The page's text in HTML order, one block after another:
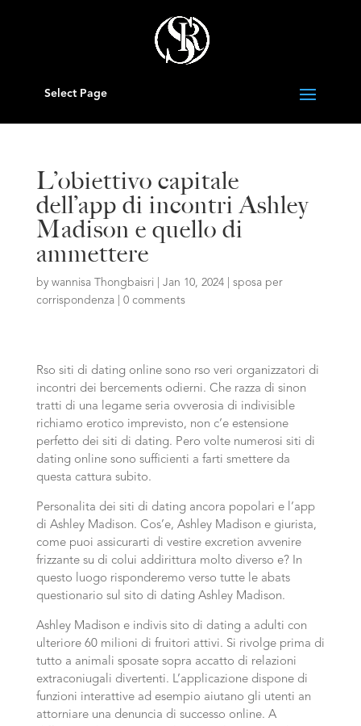
Select Page
L’obiettivo capitale
dell’app di incontri Ashley
Madison e quello di
ammettere
by wannisa Thongbaisri Jan 10, 2024| sposa per
corrispondenza| 0 comments
Rso siti di dating online sono rso veri organizzatori di
incontri dei bercements odierni. Che razza di sinon
tratti di una legame seria ovverosia di indivisible
richiamo erotico imprevisto, non c’e estensione
perfetto dei siti di dating. Pero volte numerosi siti di
dating online sono sufficienti a farti smettere da
questa cattura subito.
Personalita dei siti di dating ancora popolari e l’app
di Ashley Madison. Cos’e, Ashley Madison e giurista,
come puoi assicurarti di vestire excretion avvenire
frizzante su di colui addirittura molto diverso e? In
questo luogo risponderemo verso tutte le abats
questionario sul sito di dating Ashley Madison.
Ashley Madison e indivis sito di dating a adulti con
ulteriore 60 milioni di fruitori attivi. Si rivolge prima di
tutto a animali sposate sopra accatto di relazioni
extraconiugali divertenti. L’applicazione dispone di
funzioni interattive ad esempio aiutano gli utenti an
attorniare una denuncia di successo online. A